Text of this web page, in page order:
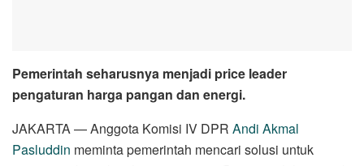
Pemerintah seharusnya menjadi price leader
pengaturan harga pangan dan energi.
JAKARTA — Anggota Komisi IV DPR Andi Akmal
Pasluddin meminta pemerintah mencari solusi untuk